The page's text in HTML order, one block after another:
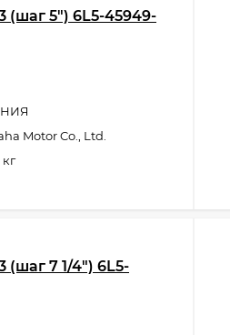
(шаг 5") 6L5-45949-
Motor Co., Ltd.
кг
(шаг 7 1/4") 6L5-